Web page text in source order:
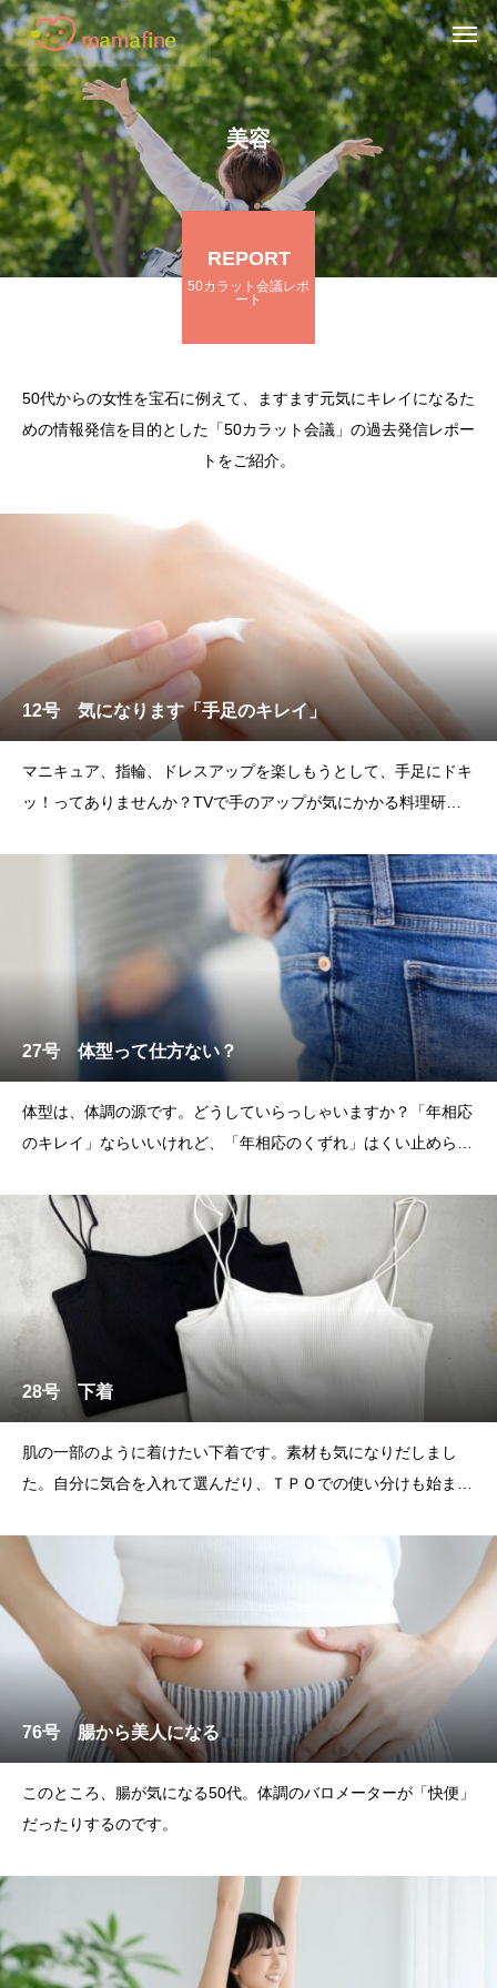
美容
REPORT
50カラット会議レポ
ート
50代からの女性を宝石に例えて、ますます元気にキレイになるた
めの情報発信を目的とした「50カラット会議」の過去発信レポー
トをご紹介。
12号 気になります「手足のキレイ」
マニキュア、指輪、ドレスアップを楽しもうとして、手足にドキ
ッ！ってありませんか？TVで手のアップが気にかかる料理研究
27号 体型って仕方ない？
体型は、体調の源です。どうしていらっしゃいますか？「年相応
のキレイ」ならいいけれど、「年相応のくずれ」はくい止められ
28号 下着
肌の一部のように着けたい下着です。素材も気になりだしまし
た。自分に気合を入れて選んだり、ＴＰＯでの使い分けも始まり
76号 腸から美人になる
このところ、腸が気になる50代。体調のバロメーターが「快便」
だったりするのです。